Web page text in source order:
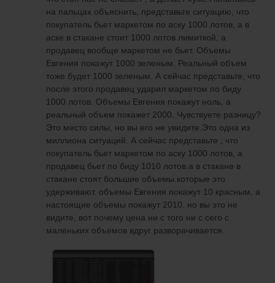
на пальцах объяснить, представьте ситуацию, что
покупатель бьет маркетом по аску 1000 лотов, а в
аске в стакане стоит 1000 лотов лимиткой, а
продавец вообще маркетом не бьет. Объемы
Евгения покажут 1000 зеленым. Реальный объем
тоже будет 1000 зеленым. А сейчас представьте, что
после этого продавец ударил маркетом по биду
1000 лотов. Объемы Евгения покажут ноль, а
реальный объем покажет 2000. Чувствуете разницу?
Это место силы, но вы его не увидите.Это одна из
миллиона ситуаций. А сейчас представьте , что
покупатель бьет маркетом по аску 1000 лотов, а
продавец бьет по биду 1010 лотов.а в стакане в
стакане стоят большие объемы.которые это
удерживают. объемы Евгения покажут 10 красным, а
настоящие объемы покажут 2010. но вы это не
видите, вот почему цена ни с того ни с сего с
маленьких объемов вдруг разворачивается.